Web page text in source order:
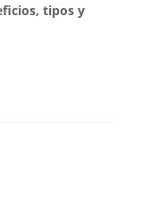
tipos y